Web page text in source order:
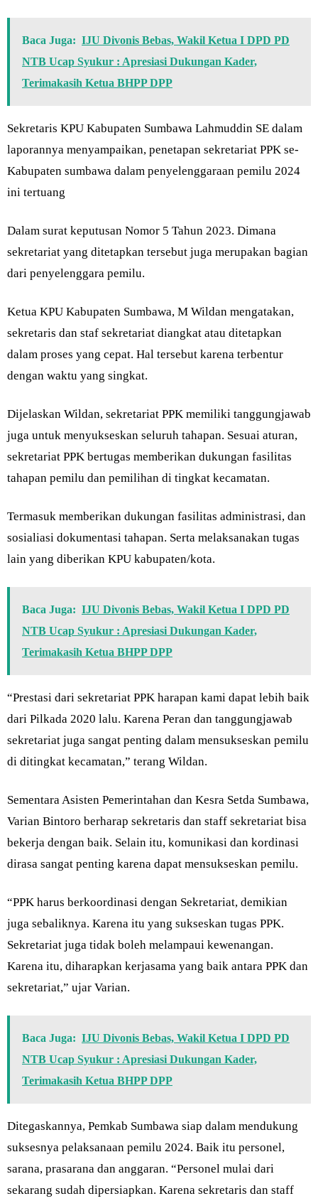
Baca Juga: IJU Divonis Bebas, Wakil Ketua I DPD PD
NTB Ucap Syukur : Apresiasi Dukungan Kader,
Terimakasih Ketua BHPP DPP
Sekretaris KPU Kabupaten Sumbawa Lahmuddin SE dalam
laporannya menyampaikan, penetapan sekretariat PPK se-
Kabupaten sumbawa dalam penyelenggaraan pemilu 2024
ini tertuang
Dalam surat keputusan Nomor 5 Tahun 2023. Dimana
sekretariat yang ditetapkan tersebut juga merupakan bagian
dari penyelenggara pemilu.
Ketua KPU Kabupaten Sumbawa, M Wildan mengatakan,
sekretaris dan staf sekretariat diangkat atau ditetapkan
dalam proses yang cepat. Hal tersebut karena terbentur
dengan waktu yang singkat.
Dijelaskan Wildan, sekretariat PPK memiliki tanggungjawab
juga untuk menyukseskan seluruh tahapan. Sesuai aturan,
sekretariat PPK bertugas memberikan dukungan fasilitas
tahapan pemilu dan pemilihan di tingkat kecamatan.
Termasuk memberikan dukungan fasilitas administrasi, dan
sosialiasi dokumentasi tahapan. Serta melaksanakan tugas
lain yang diberikan KPU kabupaten/kota.
Baca Juga: IJU Divonis Bebas, Wakil Ketua I DPD PD
NTB Ucap Syukur : Apresiasi Dukungan Kader,
Terimakasih Ketua BHPP DPP
“Prestasi dari sekretariat PPK harapan kami dapat lebih baik
dari Pilkada 2020 lalu. Karena Peran dan tanggungjawab
sekretariat juga sangat penting dalam mensukseskan pemilu
di ditingkat kecamatan,” terang Wildan.
Sementara Asisten Pemerintahan dan Kesra Setda Sumbawa,
Varian Bintoro berharap sekretaris dan staff sekretariat bisa
bekerja dengan baik. Selain itu, komunikasi dan kordinasi
dirasa sangat penting karena dapat mensukseskan pemilu.
“PPK harus berkoordinasi dengan Sekretariat, demikian
juga sebaliknya. Karena itu yang sukseskan tugas PPK.
Sekretariat juga tidak boleh melampaui kewenangan.
Karena itu, diharapkan kerjasama yang baik antara PPK dan
sekretariat,” ujar Varian.
Baca Juga: IJU Divonis Bebas, Wakil Ketua I DPD PD
NTB Ucap Syukur : Apresiasi Dukungan Kader,
Terimakasih Ketua BHPP DPP
Ditegaskannya, Pemkab Sumbawa siap dalam mendukung
suksesnya pelaksanaan pemilu 2024. Baik itu personel,
sarana, prasarana dan anggaran. “Personel mulai dari
sekarang sudah dipersiapkan. Karena sekretaris dan staff